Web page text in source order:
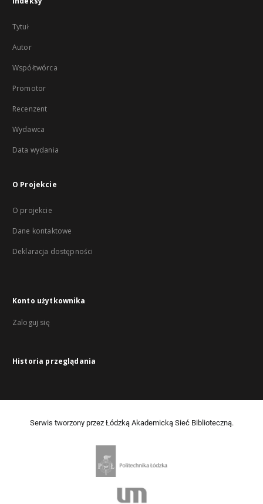
Tytuł
Autor
Współtwórca
Promotor
Recenzent
Wydawca
Data wydania
O Projekcie
O projekcie
Dane kontaktowe
Deklaracja dostępności
Konto użytkownika
Zaloguj się
Historia przeglądania
Serwis tworzony przez Łódzką Akademicką Sieć Biblioteczną.